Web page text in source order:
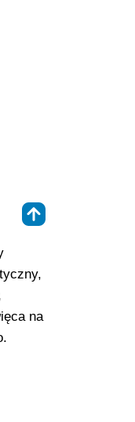
na